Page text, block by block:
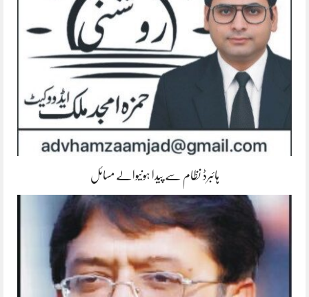
ہائبرڈ نظام سے پیدا ہونیوالے مسائل